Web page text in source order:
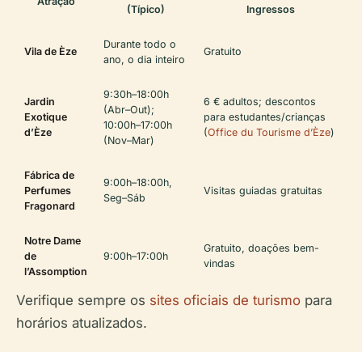
(Típico)
Ingressos
Vila de Èze
Durante todo o
ano, o dia inteiro
Gratuito
Jardin
Exotique
d’Èze
9:30h–18:00h
(Abr–Out);
10:00h–17:00h
(Nov–Mar)
6 € adultos; descontos
para estudantes/crianças
(Office du Tourisme d’Èze)
Fábrica de
Perfumes
Fragonard
9:00h–18:00h,
Seg–Sáb
Visitas guiadas gratuitas
Notre Dame
de
l’Assomption
9:00h–17:00h
Gratuito, doações bem-
vindas
Verifique sempre os sites oficiais de turismo para
horários atualizados.